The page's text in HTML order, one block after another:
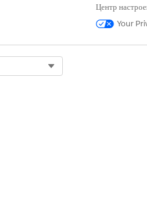
Для настройки раскрывающихся
Чтобы настроить раскрывающиеся
Центр
Your